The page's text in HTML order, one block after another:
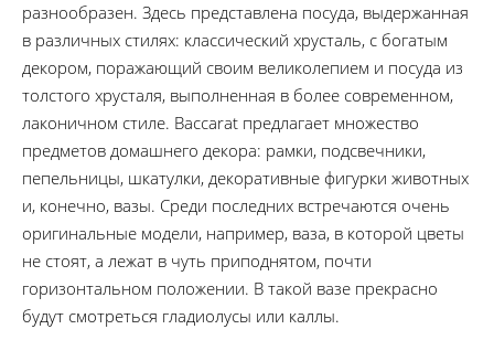
разнообразен. Здесь представлена посуда, выдержанная
в различных стилях: классический хрусталь, с богатым
декором, поражающий своим великолепием и посуда из
толстого хрусталя, выполненная в более современном,
лаконичном стиле. Baccarat предлагает множество
предметов домашнего декора: рамки, подсвечники,
пепельницы, шкатулки, декоративные фигурки животных
и, конечно, вазы. Среди последних встречаются очень
оригинальные модели, например, ваза, в которой цветы
не стоят, а лежат в чуть приподнятом, почти
горизонтальном положении. В такой вазе прекрасно
будут смотреться гладиолусы или каллы.